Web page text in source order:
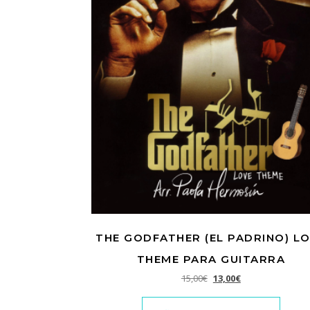
THE GODFATHER (EL PADRINO)
THEME PARA GUITARRA
15,00€ El precio original era:
13,00€El precio actual